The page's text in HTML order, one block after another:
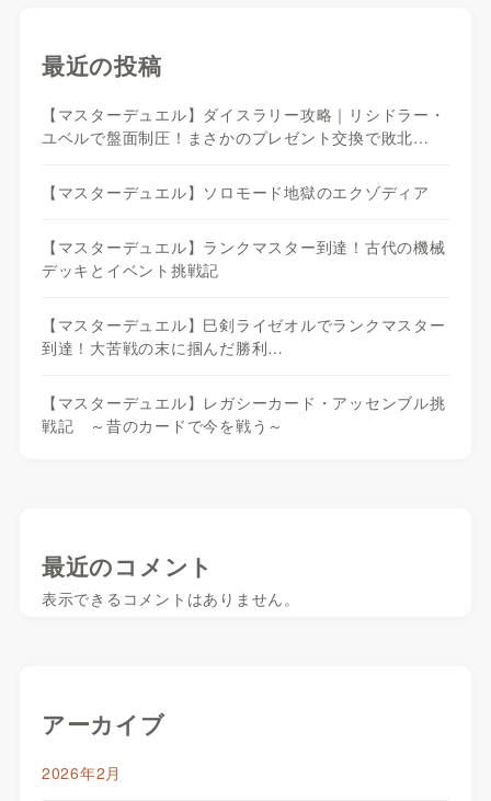
最近の投稿
【マスターデュエル】ダイスラリー攻略｜リシドラー・
ユベルで盤面制圧！まさかのプレゼント交換で敗北…
【マスターデュエル】ソロモード地獄のエクゾディア
【マスターデュエル】ランクマスター到達！古代の機械
デッキとイベント挑戦記
【マスターデュエル】巳剣ライゼオルでランクマスター
到達！大苦戦の末に掴んだ勝利…
【マスターデュエル】レガシーカード・アッセンブル挑
戦記 ～昔のカードで今を戦う～
最近のコメント
表示できるコメントはありません。
アーカイブ
2026年2月